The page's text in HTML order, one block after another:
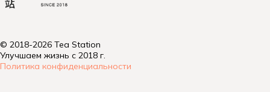
© 2018-2026 Tea Station
Улучшаем жизнь с 2018 г.
Политика конфиденциальности